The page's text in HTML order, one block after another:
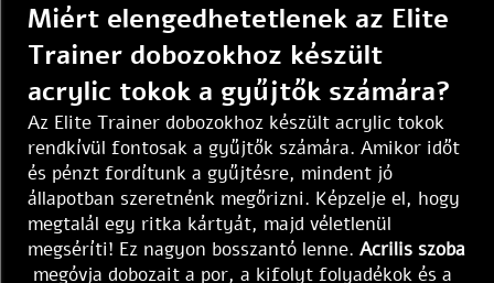
Miért elengedhetetlenek az Elite
Trainer dobozokhoz készült
acrylic tokok a gyűjtők számára?
Az Elite Trainer dobozokhoz készült acrylic tokok
rendkívül fontosak a gyűjtők számára. Amikor időt
és pénzt fordítunk a gyűjtésre, mindent jó
állapotban szeretnénk megőrizni. Képzelje el, hogy
megtalál egy ritka kártyát, majd véletlenül
megséríti! Ez nagyon bosszantó lenne. Acrilis szoba
megóvja dobozait a por, a kifolyt folyadékok és a